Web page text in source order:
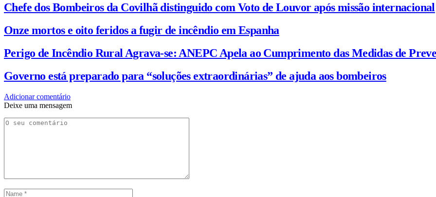
Chefe dos Bombeiros da Covilhã distinguido com Voto de Louvor após missão internacional
Onze mortos e oito feridos a fugir de incêndio em Espanha
Perigo de Incêndio Rural Agrava-se: ANEPC Apela ao Cumprimento das Medidas de
Governo está preparado para “soluções extraordinárias” de ajuda aos bombeiros
Adicionar comentário
Deixe uma mensagem